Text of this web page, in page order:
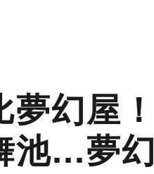
幻屋！
池…夢幻